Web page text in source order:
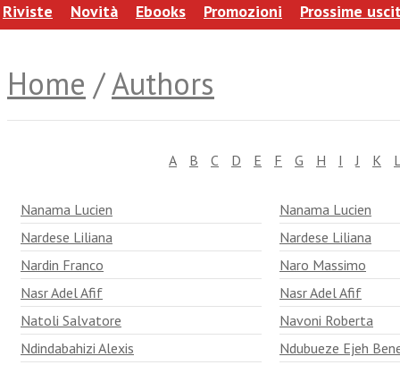
Riviste Novità Ebooks Promozioni Prossime
Home /Authors
A B C D E F G H I J K
Nanama Lucien
Nanama Lucien
Nardese Liliana
Nardese Liliana
Nardin Franco
Naro Massimo
Nasr Adel Afif
Nasr Adel Afif
Natoli Salvatore
Navoni Roberta
Ndindabahizi Alexis
Ndubueze Ejeh